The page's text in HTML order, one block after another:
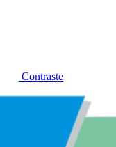
Contraste